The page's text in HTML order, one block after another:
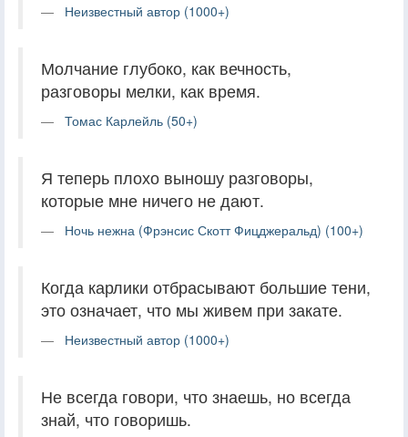
Неизвестный автор (1000+)
Молчание глубоко, как вечность,
разговоры мелки, как время.
Томас Карлейль (50+)
Я теперь плохо выношу разговоры,
которые мне ничего не дают.
Ночь нежна (Фрэнсис Скотт Фицджеральд) (100+)
Когда карлики отбрасывают большие тени,
это означает, что мы живем при закате.
Неизвестный автор (1000+)
Не всегда говори, что знаешь, но всегда
знай, что говоришь.